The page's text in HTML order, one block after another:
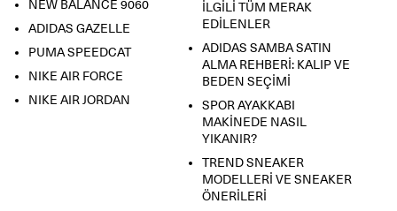
info@shopigo.com
444 86 84.
NEW BALANCE 9060
ADIDAS GAZELLE
PUMA SPEEDCAT
NIKE AIR FORCE
NIKE AIR JORDAN
İLGİLİ TÜM MERAK
EDİLENLER
ADIDAS SAMBA SATIN
ALMA REHBERİ: KALIP VE
BEDEN SEÇİMİ
SPOR AYAKKABI
MAKİNEDE NASIL
YIKANIR?
TREND SNEAKER
MODELLERİ VE SNEAKER
ÖNERİLERİ